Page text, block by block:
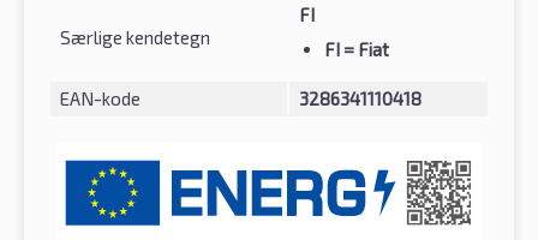
Særlige kendetegn
FI
FI = Fiat
EAN-kode 3286341110418